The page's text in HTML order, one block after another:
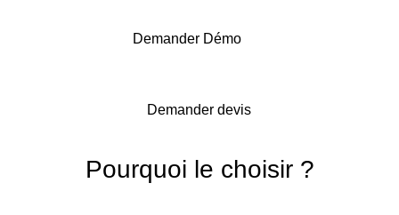
Demander Démo
Demander devis
Pourquoi le choisir ?